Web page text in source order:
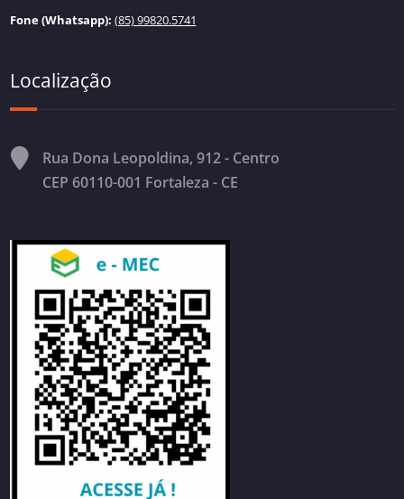
Fone (Whatsapp): (85) 99820.5741
Localização
Rua Dona Leopoldina, 912 - Centro
CEP 60110-001 Fortaleza - CE